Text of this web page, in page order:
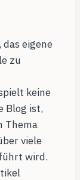
eigene
zu
keine
Blog ist,
Thema
viele
wird.